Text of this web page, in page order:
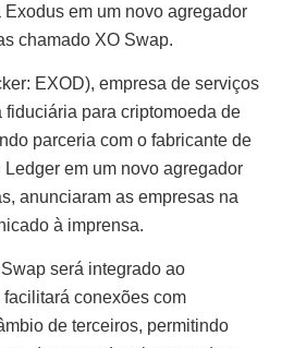
em um novo agregador
chamado XO Swap.
EXOD), empresa de serviços
para criptomoeda de
parceria com o fabricante de
em um novo agregador
anunciaram as empresas na
à imprensa.
será integrado ao
conexões com
de terceiros, permitindo